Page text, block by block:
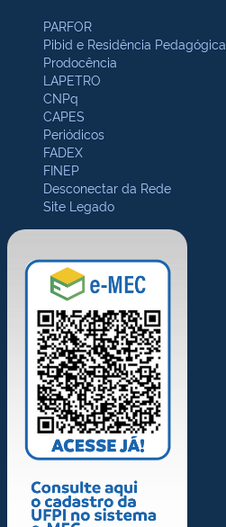
PARFOR
Pibid e Residência Pedagógica
Prodocência
LAPETRO
CNPq
CAPES
Periódicos
FADEX
FINEP
Desconectar da Rede
Site Legado